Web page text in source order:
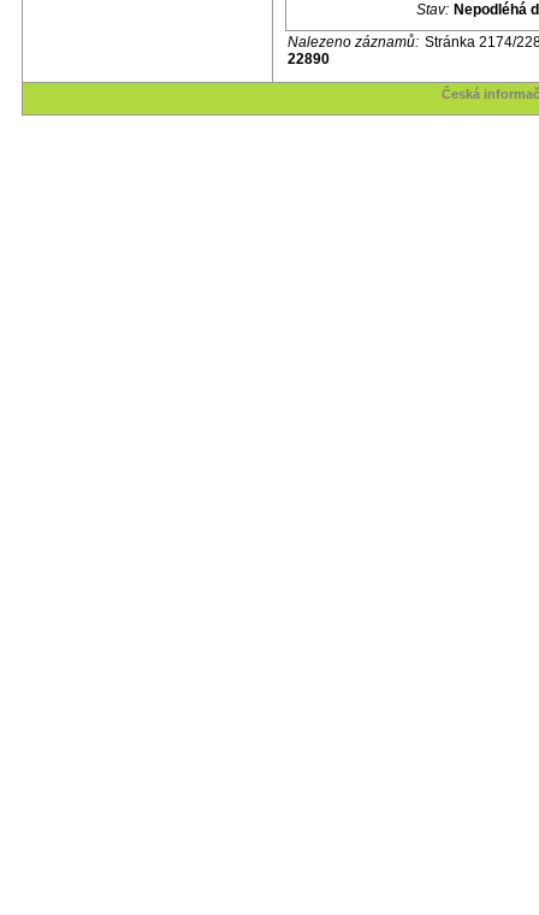
Stav: Nepodléhá
Nalezeno záznamů:
22890
Stránka 2174/
Česká